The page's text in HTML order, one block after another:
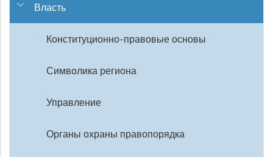
Власть
Конституционно-правовые основы
Символика региона
Управление
Органы охраны правопорядка